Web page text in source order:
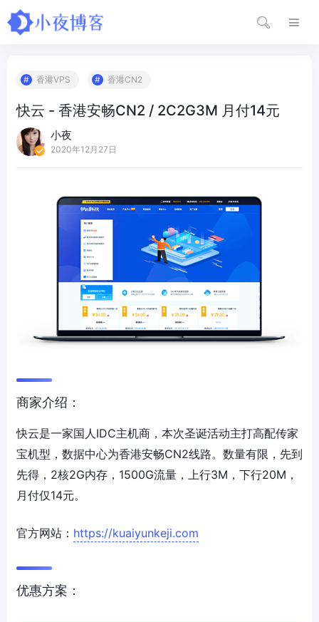
香港VPS 香港CN2
快云 - 香港安畅CN2 / 2C2G3M 月付14元
小夜
2020年12月27日
商家介绍：
快云是一家国人IDC主机商，本次圣诞活动主打高配传家
宝机型，数据中心为香港安畅CN2线路。数量有限，先到
先得，2核2G内存，1500G流量，上行3M，下行20M，
月付仅14元。
官方网站： https://kuaiyunkeji.com
优惠方案：